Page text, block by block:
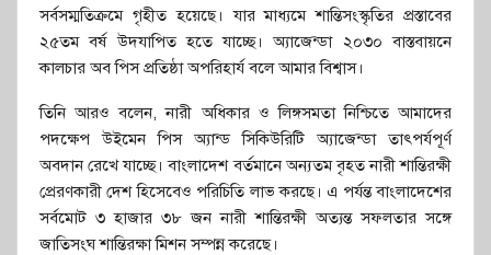
সর্বসম্মতিক্রমে গৃহীত হয়েছে। যার মাধ্যমে শান্তিসংস্কৃতির প্রস্তাবের
২৫তম বর্ষ উদযাপিত হতে যাচ্ছে। অ্যাজেন্ডা ২০৩০ বাস্তবায়নে
কালচার অব পিস প্রতিষ্ঠা অপরিহার্য বলে আমার বিশ্বাস।
তিনি আরও বলেন, নারী অধিকার ও লিঙ্গসমতা নিশ্চিতে আমাদের
পদক্ষেপ উইমেন পিস অ্যান্ড সিকিউরিটি অ্যাজেন্ডা তাৎপর্যপূর্ণ
অবদান রেখে যাচ্ছে। বাংলাদেশ বর্তমানে অন্যতম বৃহত নারী শান্তিরক্ষী
প্রেরণকারী দেশ হিসেবেও পরিচিতি লাভ করছে। এ পর্যন্ত বাংলাদেশের
সর্বমোট ৩ হাজার ৩৮ জন নারী শান্তিরক্ষী অত্যন্ত সফলতার সঙ্গে
জাতিসংঘ শান্তিরক্ষা মিশন সম্পন্ন করেছে।